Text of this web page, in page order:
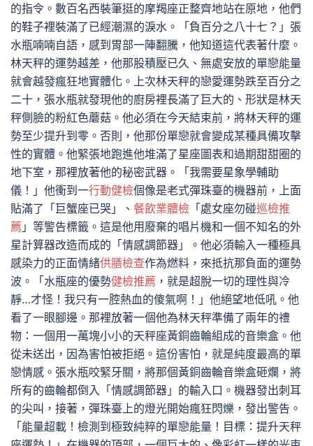
的指令。數百名西裝筆挺的摩羯座正整齊地站在原地，他們
的鞋子裡裝滿了已經潮濕的淚水。「負百分之八十七？」張
水瓶喃喃自語，感到胃部一陣翻騰，他知道這代表著什麼。
林天秤的運勢越差，他那股積壓已久、無處安放的單戀能量
就會越發瘋狂地實體化。上次林天秤的戀愛運勢跌至百分之
二十，張水瓶就發現他的廚房裡長滿了巨大的、形狀是林天
秤側臉的粉紅色蘑菇。他必須在今天結束前，將林天秤的運
勢至少提升到零。否則，他那份單戀就會變成某種具備攻擊
性的實體。他緊張地跑進他堆滿了星座圖表和過期甜甜圈的
地下室，那裡放著他的秘密武器。「我需要星象學輔助
儀！」他衝到一行動健檢個像是老式彈珠臺的機器前，上面
貼滿了「巨蟹座已哭」、 餐飲業體檢 「處女座勿碰巡檢推
薦 」等警告標籤。這是他用廢棄的唱片機和一個不知名的外
星計算器改造而成的「情感調節器」。他必須輸入一種極具
感染力的正面情緒供膳檢查作為燃料，來抵抗那負面的運勢
波。「水瓶座的優勢健檢推薦 ，就是超脫一切的理性與冷
靜…才怪！我只有一腔熱血的傻氣啊！」他絕望地低吼。他
看了一眼腳邊。那裡放著一個他為林天秤準備了兩年的禮
物：一個用一萬塊小小的天秤座黃銅齒輪組成的音樂盒。他
從未送出，因為害怕被拒絕。這份害怕，就是純度最高的單
戀情感。張水瓶咬緊牙關，將那個黃銅齒輪音樂盒砸爛，將
所有的齒輪都倒入「情感調節器」的輸入口。機器發出刺耳
的尖叫，接著，彈珠臺上的燈光開始瘋狂閃爍，發出警告。
「能量超載！檢測到極致純粹的單戀能量！目標：提升天秤